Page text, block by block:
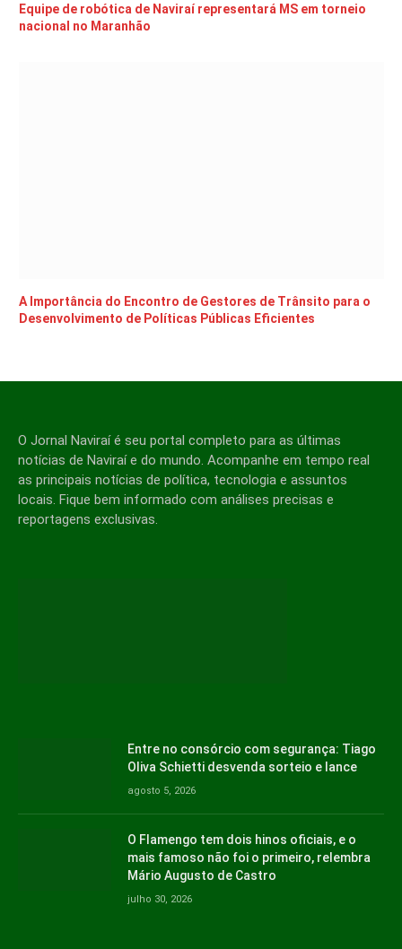
Equipe de robótica de Naviraí representará MS em torneio
nacional no Maranhão
A Importância do Encontro de Gestores de Trânsito para o
Desenvolvimento de Políticas Públicas Eficientes
O Jornal Naviraí é seu portal completo para as últimas
notícias de Naviraí e do mundo. Acompanhe em tempo real
as principais notícias de política, tecnologia e assuntos
locais. Fique bem informado com análises precisas e
reportagens exclusivas.
Entre no consórcio com segurança: Tiago
Oliva Schietti desvenda sorteio e lance
agosto 5, 2026
O Flamengo tem dois hinos oficiais, e o
mais famoso não foi o primeiro, relembra
Mário Augusto de Castro
julho 30, 2026